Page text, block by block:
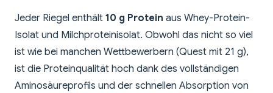
Jeder Riegel enthält 10 g Protein aus Whey-Protein-
Isolat und Milchproteinisolat. Obwohl das nicht so viel
ist wie bei manchen Wettbewerbern (Quest mit 21 g),
ist die Proteinqualität hoch dank des vollständigen
Aminosäureprofils und der schnellen Absorption von